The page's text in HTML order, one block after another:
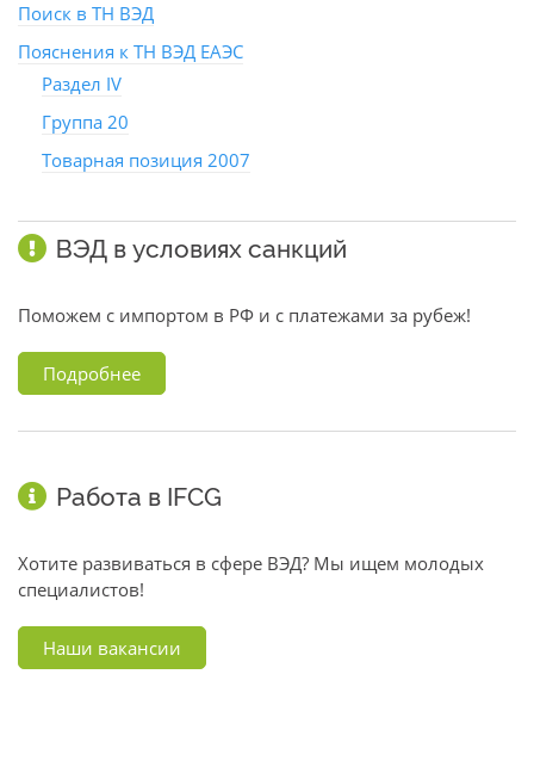
Поиск в ТН ВЭД
Пояснения к ТН ВЭД ЕАЭС
Раздел IV
Группа 20
Товарная позиция 2007
ВЭД в условиях санкций
Поможем с импортом в РФ и с платежами за рубеж!
Подробнее
Работа в IFCG
Хотите развиваться в сфере ВЭД? Мы ищем молодых
специалистов!
Наши вакансии